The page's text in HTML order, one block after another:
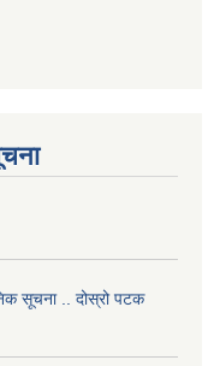
सूचना .. दोस्रो पटक